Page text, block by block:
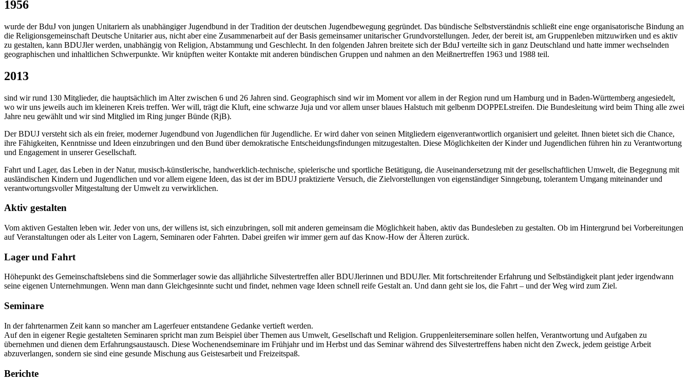
1956
wurde der BduJ von jungen Unitariern als unabhängiger Jugendbund in der Tradition der deutschen Jugendbewegung gegründet. Das bündische Selbstverständnis schließt eine enge organisatorische Bindung an
die Religionsgemeinschaft Deutsche Unitarier aus, nicht aber eine Zusammenarbeit auf der Basis gemeinsamer unitarischer Grundvorstellungen. Jeder, der bereit ist, am Gruppenleben mitzuwirken und es aktiv
zu gestalten, kann BDUJler werden, unabhängig von Religion, Abstammung und Geschlecht. In den folgenden Jahren breitete sich der BduJ verteilte sich in ganz Deutschland und hatte immer wechselnden
geographischen und inhaltlichen Schwerpunkte. Wir knüpften weiter Kontakte mit anderen bündischen Gruppen und nahmen an den Meißnertreffen 1963 und 1988 teil.
2013
sind wir rund 130 Mitglieder, die hauptsächlich im Alter zwischen 6 und 26 Jahren sind. Geographisch sind wir im Moment vor allem in der Region rund um Hamburg und in Baden-Württemberg angesiedelt,
wo wir uns jeweils auch im kleineren Kreis treffen. Wer will, trägt die Kluft, eine schwarze Juja und vor allem unser blaues Halstuch mit gelbenm DOPPELstreifen. Die Bundesleitung wird beim Thing alle zwei
Jahre neu gewählt und wir sind Mitglied im Ring junger Bünde (RjB).
DerBDUJ versteht sich als ein freier, moderner Jugendbund von Jugendlichen für Jugendliche. Er wird daher von seinen Mitgliedern eigenverantwortlich organisiert und geleitet. Ihnen bietet sich die Chance,
ihre Fähigkeiten, Kenntnisse und Ideen einzubringen und den Bund über demokratische Entscheidungsfindungen mitzugestalten. Diese Möglichkeiten der Kinder und Jugendlichen führen hin zu Verantwortung
und Engagement in unserer Gesellschaft.
Fahrt und Lager, das Leben in der Natur, musisch-künstlerische, handwerklich-technische, spielerische und sportliche Betätigung, die Auseinandersetzung mit der gesellschaftlichen Umwelt, die Begegnung mit
ausländischen Kindern und Jugendlichen und vor allem eigene Ideen, das ist der im BDUJ praktizierte Versuch, die Zielvorstellungen von eigenständiger Sinngebung, tolerantem Umgang miteinander und
verantwortungsvoller Mitgestaltung der Umwelt zu verwirklichen.
Aktiv gestalten
Vom aktiven Gestalten leben wir. Jeder von uns, der willens ist, sich einzubringen, soll mit anderen gemeinsam die Möglichkeit haben, aktiv das Bundesleben zu gestalten. Ob im Hintergrund bei Vorbereitungen
auf Veranstaltungen oder als Leiter von Lagern, Seminaren oder Fahrten. Dabei greifen wir immer gern auf das Know-How der Älteren zurück.
Lager und Fahrt
Höhepunkt des Gemeinschaftslebens sind die Sommerlager sowie das alljährliche Silvestertreffen allerBDUJlerinnen und BDUJler. Mit fortschreitender Erfahrung und Selbständigkeit plant jeder irgendwann
seine eigenen Unternehmungen. Wenn man dann Gleichgesinnte sucht und findet, nehmen vage Ideen schnell reife Gestalt an. Und dann geht sie los, die Fahrt – und der Weg wird zum Ziel.
Seminare
In der fahrtenarmen Zeit kann so mancher am Lagerfeuer entstandene Gedanke vertieft werden.
Auf den in eigener Regie gestalteten Seminaren spricht man zum Beispiel über Themen aus Umwelt, Gesellschaft und Religion. Gruppenleiterseminare sollen helfen, Verantwortung und Aufgaben zu
übernehmen und dienen dem Erfahrungsaustausch. Diese Wochenendseminare im Frühjahr und im Herbst und das Seminar während des Silvestertreffens haben nicht den Zweck, jedem geistige Arbeit
abzuverlangen, sondern sie sind eine gesunde Mischung aus Geistesarbeit und Freizeitspaß.
Berichte